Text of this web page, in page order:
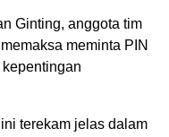
Ginting, anggota tim
meminta PIN
terekam jelas dalam